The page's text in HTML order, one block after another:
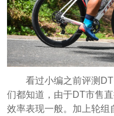
看过小编之前评测
们都知道，由于DT市售
效率表现一般。加上轮组